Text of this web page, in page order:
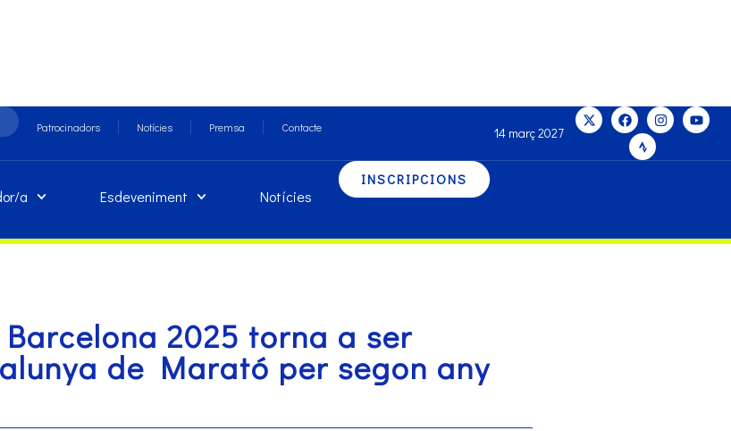
Patrocinadors Notícies Premsa Contacte 14 març 2027
a Esdeveniment Notícies
INSCRIPCIONS
2025 torna a ser
de Marató per segon any